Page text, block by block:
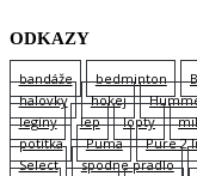
ODKAZY
bandáže bedminton
halovky
hokej
legíny
lep lopty
potítka
Puma Pure 2
Select
spodne pradlo